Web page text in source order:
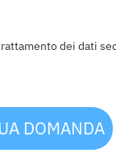
dei dati
DOMANDA